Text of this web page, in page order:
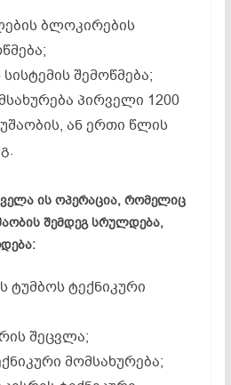
ბლოკირების
შემოწმება;
პირველი 1200
ან ერთი წლის
ის ოპერაცია, რომელიც
შემდეგ სრულდება,
ტუმბოს ტექნიკური
შეცვლა;
მომსახურება;